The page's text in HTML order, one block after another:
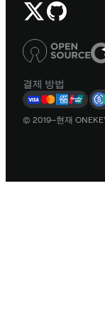
결제 방법
© 2019–현재